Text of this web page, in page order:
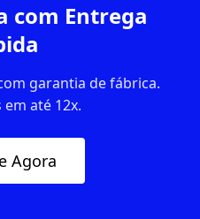
com Entrega
garantia de fábrica.
até 12x.
Agora